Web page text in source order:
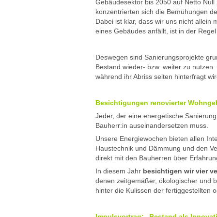
Gebäudesektor bis 2050 auf Netto
konzentrierten sich die Bemühungen
Dabei ist klar, dass wir uns nicht allein
eines Gebäudes anfällt, ist in der
Deswegen sind Sanierungsprojekte
Bestand wieder- bzw. weiter zu
während ihr Abriss selten hinterfragt
Besichtigungen renovierter
Jeder, der eine energetische
Bauherr:in auseinandersetzen muss.
Unsere Energiewochen bieten allen
Haustechnik und Dämmung und den
direkt mit den Bauherren über
In diesem Jahr besichtigen wir vier
denen zeitgemäßer, ökologischer und
hinter die Kulissen der fertiggestellten